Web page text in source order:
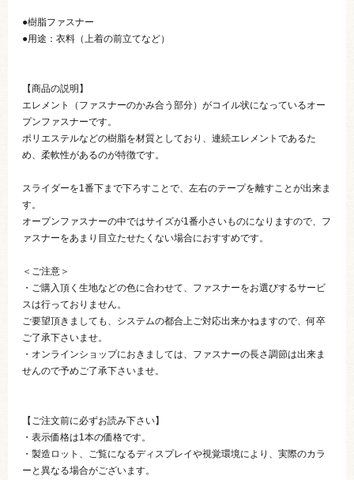
●樹脂ファスナー
●用途：衣料（上着の前立てなど）
【商品の説明】
エレメント（ファスナーのかみ合う部分）がコイル状になっているオー
プンファスナーです。
ポリエステルなどの樹脂を材質としており、連続エレメントであるた
め、柔軟性があるのが特徴です。
スライダーを1番下まで下ろすことで、左右のテープを離すことが出来ま
す。
オープンファスナーの中ではサイズが1番小さいものになりますので、フ
ァスナーをあまり目立たせたくない場合におすすめです。
＜ご注意＞
・ご購入頂く生地などの色に合わせて、ファスナーをお選びするサービ
スは行っておりません。
ご要望頂きましても、システムの都合上ご対応出来かねますので、何卒
ご了承下さいませ。
・オンラインショップにおきましては、ファスナーの長さ調節は出来ま
せんので予めご了承下さいませ。
【ご注文前に必ずお読み下さい】
・表示価格は1本の価格です。
・製造ロット、ご覧になるディスプレイや視覚環境により、実際のカラ
ーと異なる場合がございます。